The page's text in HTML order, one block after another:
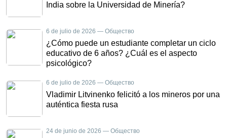
India sobre la Universidad de Minería?
6 de julio de 2026 — Общество
¿Cómo puede un estudiante completar un ciclo
educativo de 6 años? ¿Cuál es el aspecto
psicológico?
6 de julio de 2026 — Общество
Vladimir Litvinenko felicitó a los mineros por una
auténtica fiesta rusa
24 de junio de 2026 — Общество